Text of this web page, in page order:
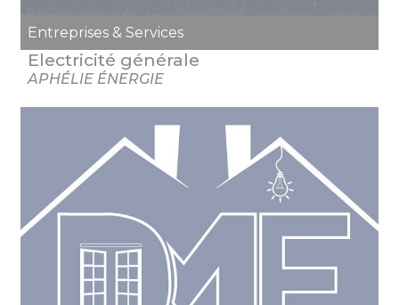
Entreprises & Services
Electricité générale
APHÉLIE ÉNERGIE